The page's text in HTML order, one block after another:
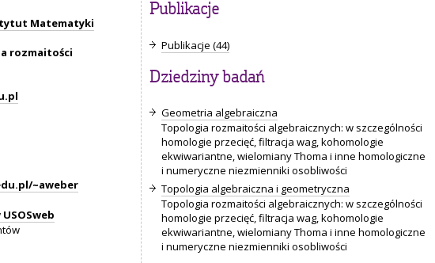
Matematyki
rozmaitości
~aweber
Publikacje
Publikacje (44)
Dziedziny badań
Geometria algebraiczna
Topologia rozmaitości algebraicznych: w szczególności
homologie przecięć, filtracja wag, kohomologie
ekwiwariantne, wielomiany Thoma i inne homologiczne
i numeryczne niezmienniki osobliwości
Topologia algebraiczna i geometryczna
Topologia rozmaitości algebraicznych: w szczególności
homologie przecięć, filtracja wag, kohomologie
ekwiwariantne, wielomiany Thoma i inne homologiczne
i numeryczne niezmienniki osobliwości